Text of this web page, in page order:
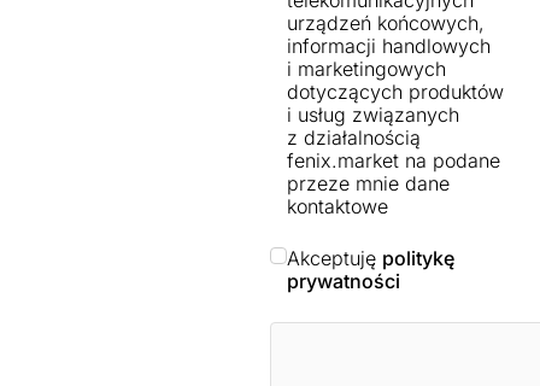
urządzeń końcowych,
informacji handlowych
i marketingowych
dotyczących produktów
i usług związanych
z działalnością
fenix.market na podane
przeze mnie dane
kontaktowe
Akceptuję politykę
prywatności